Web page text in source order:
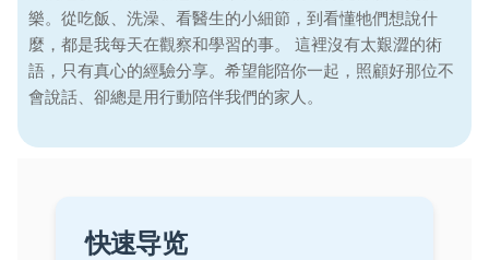
樂。從吃飯、洗澡、看醫生的小細節，到看懂牠們想說什
麼，都是我每天在觀察和學習的事。 這裡沒有太艱澀的術
語，只有真心的經驗分享。希望能陪你一起，照顧好那位不
會說話、卻總是用行動陪伴我們的家人。
快速导览